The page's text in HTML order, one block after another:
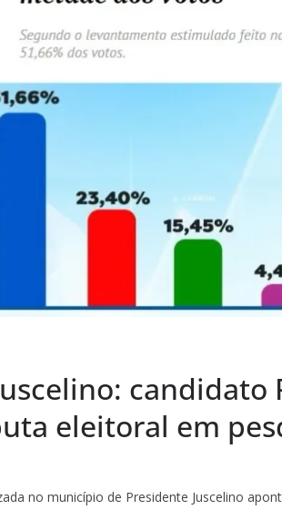
candidato
eleitoral em
no município de Presidente Juscelino